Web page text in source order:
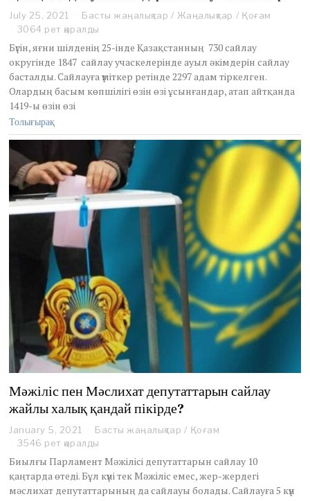
July 25, 2021
u
y
2
8
,
2
1
Басты жаңалықтар / Жаңалықтар / Қоғам
3064 рет қаралды
Бүгін, яғни шілденің 25-інде Қазақстанның 730 сайлау
округінде 1847 сайлау учаскелерінде ауыл әкімдерін сайлау
басталды. Сайлауға үміткер ретінде 2297 адам тіркелген.
Олардың басым көпшілігі өзін өзі ұсынғандар, атап айтқанда
1419-ы өзін өзі
Толығырақ
Мәжіліс пен Мәслихат депутаттарын сайлау
жайлы халық қандай пікірде?
January 5, 2021
a
u
a
r
Басты жаңалықтар / Қоғам
3546 рет қаралды
Биылғы Парламент Мәжілісі депутаттарын сайлау 10
қаңтарда өтеді. Бұл күні тек Мәжіліс емес, жер-жердегі
мәслихат депутаттарының да сайлауы болады. Сайлауға 5 күн